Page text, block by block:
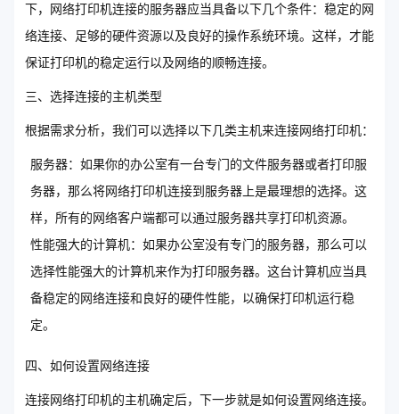
下，网络打印机连接的服务器应当具备以下几个条件：稳定的网
络连接、足够的硬件资源以及良好的操作系统环境。这样，才能
保证打印机的稳定运行以及网络的顺畅连接。
三、选择连接的主机类型
根据需求分析，我们可以选择以下几类主机来连接网络打印机：
服务器：如果你的办公室有一台专门的文件服务器或者打印服
务器，那么将网络打印机连接到服务器上是最理想的选择。这
样，所有的网络客户端都可以通过服务器共享打印机资源。
性能强大的计算机：如果办公室没有专门的服务器，那么可以
选择性能强大的计算机来作为打印服务器。这台计算机应当具
备稳定的网络连接和良好的硬件性能，以确保打印机运行稳
定。
四、如何设置网络连接
连接网络打印机的主机确定后，下一步就是如何设置网络连接。